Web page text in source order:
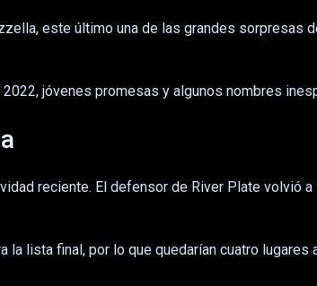
este último una de las grandes sorpresas
jóvenes promesas y algunos nombres
reciente. El defensor de River Plate volvió
lista final, por lo que quedarían cuatro